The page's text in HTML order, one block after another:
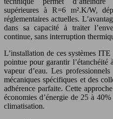
supérieures à R=6 m².K/W,
réglementaires actuelles.
dans sa capacité à traiter
continue, sans interruption
L’installation de ces systèmes
pointue pour garantir l’étanchéité
vapeur d’eau. Les
mécaniques spécifiques et des
adhérence parfaite. Cette
économies d’énergie de 25 à
climatisation.